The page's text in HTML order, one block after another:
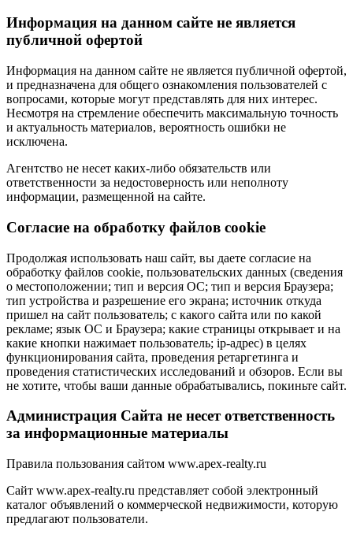
Информация на данном сайте не является
публичной офертой
Информация на данном сайте не является публичной офертой,
и предназначена для общего ознакомления пользователей с
вопросами, которые могут представлять для них интерес.
Несмотря на стремление обеспечить максимальную точность
и актуальность материалов, вероятность ошибки не
исключена.
Агентство не несет каких-либо обязательств или
ответственности за недостоверность или неполноту
информации, размещенной на сайте.
Cогласие на обработку файлов cookie
Продолжая использовать наш сайт, вы даете согласие на
обработку файлов cookie, пользовательских данных (сведения
о местоположении; тип и версия ОС; тип и версия Браузера;
тип устройства и разрешение его экрана; источник откуда
пришел на сайт пользователь; с какого сайта или по какой
рекламе; язык ОС и Браузера; какие страницы открывает и на
какие кнопки нажимает пользователь; ip-адрес) в целях
функционирования сайта, проведения ретаргетинга и
проведения статистических исследований и обзоров. Если вы
не хотите, чтобы ваши данные обрабатывались, покиньте сайт.
Администрация Сайта не несет ответственность
за информационные материалы
Правила пользования сайтом www.apex-realty.ru
Сайт www.apex-realty.ru представляет собой электронный
каталог объявлений о коммерческой недвижимости, которую
предлагают пользователи.